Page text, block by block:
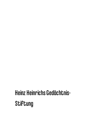
Heinz Heinrichs Gedächtnis-
Stiftung